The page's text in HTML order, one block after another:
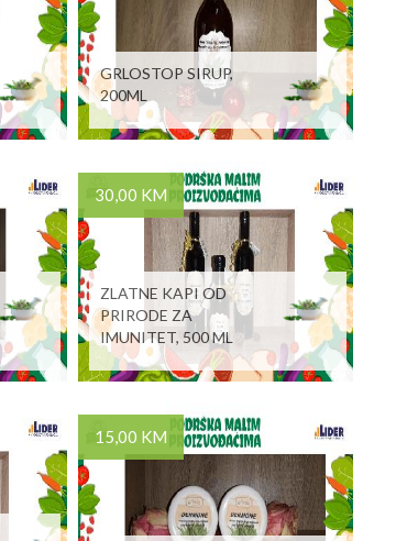
GRLOSTOP SIRUP,
200ML
30,00 KM
ZLATNE KAPI OD
PRIRODE ZA
IMUNITET, 500 ML
15,00 KM